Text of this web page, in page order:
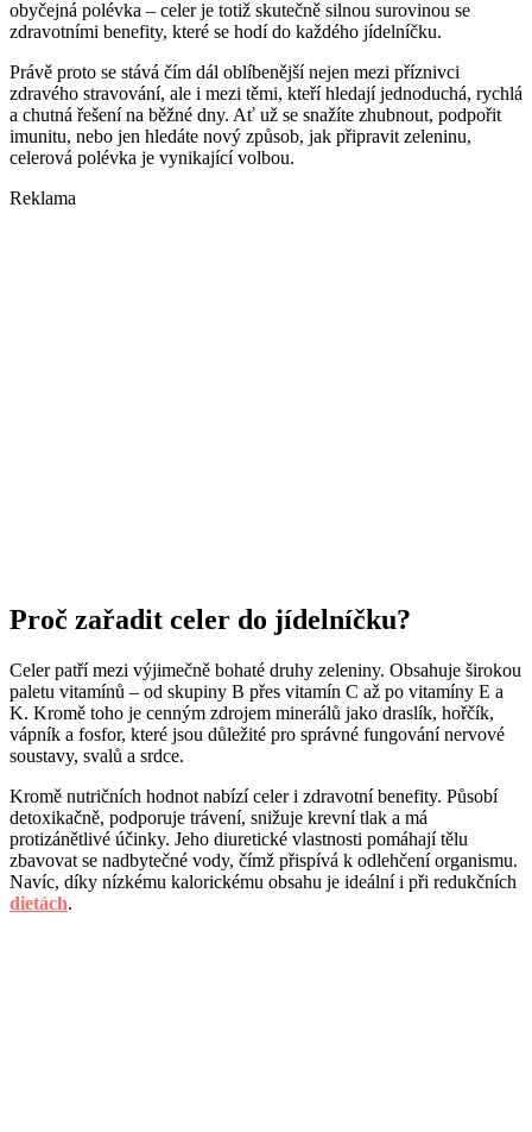
obyčejná polévka – celer je totiž skutečně silnou surovinou se
zdravotními benefity, které se hodí do každého jídelníčku.
Právě proto se stává čím dál oblíbenější nejen mezi příznivci
zdravého stravování, ale i mezi těmi, kteří hledají jednoduchá, rychlá
a chutná řešení na běžné dny. Ať už se snažíte zhubnout, podpořit
imunitu, nebo jen hledáte nový způsob, jak připravit zeleninu,
celerová polévka je vynikající volbou.
Reklama
Proč zařadit celer do jídelníčku?
Celer patří mezi výjimečně bohaté druhy zeleniny. Obsahuje širokou
paletu vitamínů – od skupiny B přes vitamín C až po vitamíny E a
K. Kromě toho je cenným zdrojem minerálů jako draslík, hořčík,
vápník a fosfor, které jsou důležité pro správné fungování nervové
soustavy, svalů a srdce.
Kromě nutričních hodnot nabízí celer i zdravotní benefity. Působí
detoxikačně, podporuje trávení, snižuje krevní tlak a má
protizánětlivé účinky. Jeho diuretické vlastnosti pomáhají tělu
zbavovat se nadbytečné vody, čímž přispívá k odlehčení organismu.
Navíc, díky nízkému kalorickému obsahu je ideální i při redukčních
dietách.